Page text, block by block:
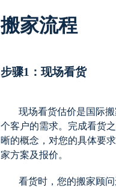
搬家流程
步骤1：现场看货
现场看货估价是国际
个客户的需求。完成看货
晰的概念，对您的具体要
家方案及报价。
看货时，您的搬家顾